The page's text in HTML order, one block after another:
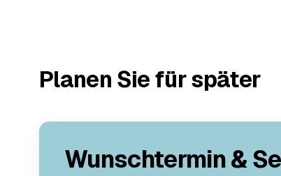
Planen Sie für später
Wunschtermin &